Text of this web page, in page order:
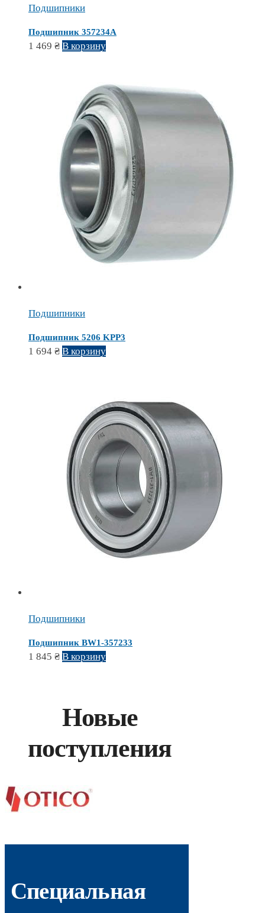
Подшипники
Подшипник 357234A
1 469 ₴ В корзину
Подшипники
Подшипник 5206 KPP3
1 694 ₴ В корзину
Подшипники
Подшипник BW1-357233
1 845 ₴ В корзину
Новые
поступления
Специальная